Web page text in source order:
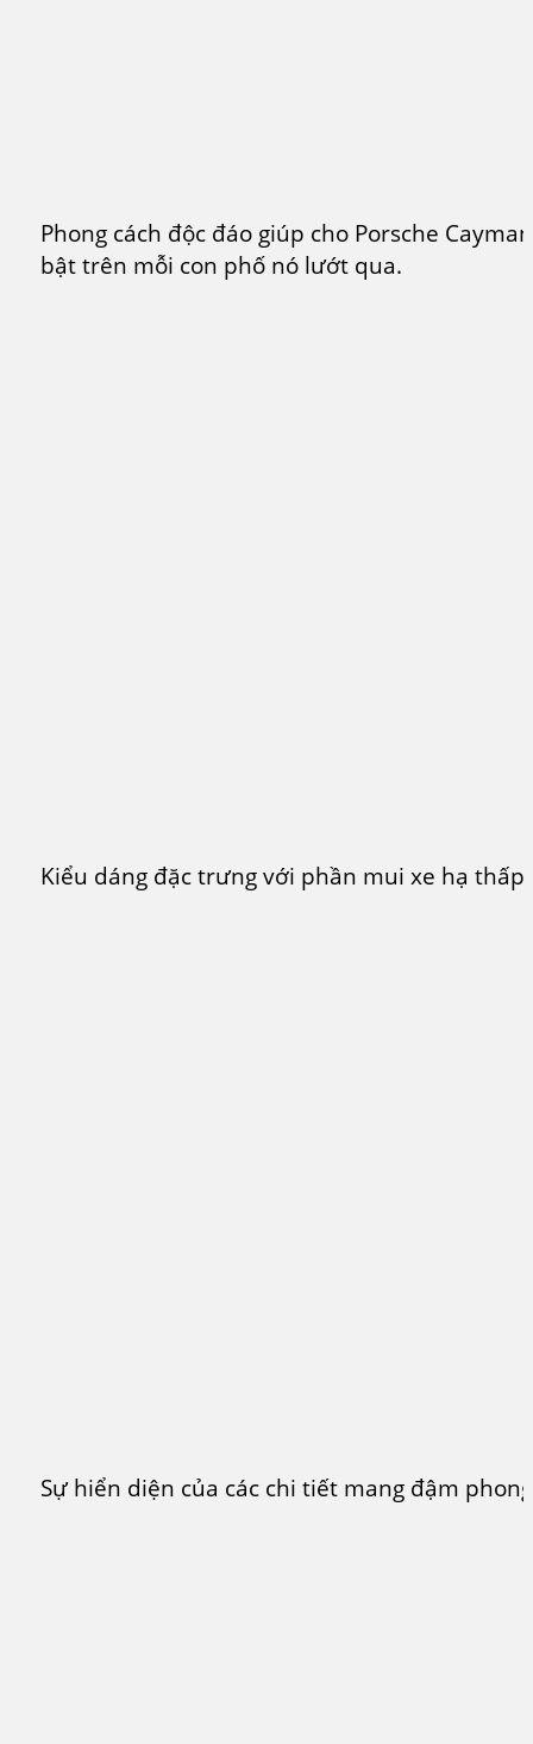
Phong cách độc đáo giúp cho Porsche
bật trên mỗi con phố nó lướt qua.
Kiểu dáng đặc trưng với phần mui xe hạ thấp.
Sự hiển diện của các chi tiết mang đậm